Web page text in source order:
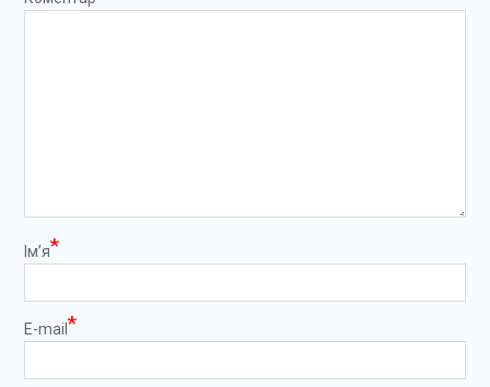
Ім’я*
E-mail *